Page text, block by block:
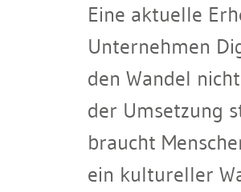
Eine aktuelle
Unternehmen
den Wandel
der Umsetzung
braucht
ein kultureller